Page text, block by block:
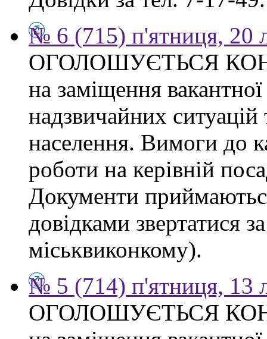
№ 6 (715) п'ятниця, 20
ОГОЛОШУЄТЬСЯ
на заміщення
надзвичайних ситуацій
населення. Вимоги до
роботи на керівній
Документи
довідками звертатися
міськвиконкому).
№ 5 (714) п'ятниця, 13
ОГОЛОШУЄТЬСЯ